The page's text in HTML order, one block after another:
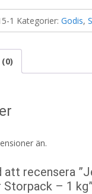
1 Kategorier: Godis,
än.
recensera
Storpack – 1 kg”